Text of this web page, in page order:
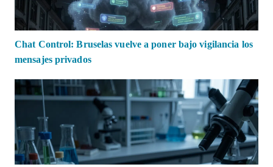
Chat Control: Bruselas vuelve a poner bajo vigilancia los
mensajes privados